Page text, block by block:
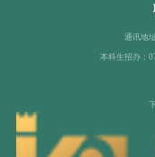
通讯地
本科生招办：